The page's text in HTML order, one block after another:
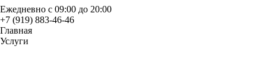
Ежедневно с 09:00 до 20:00
+7 (919) 883-46-46
Главная
Услуги